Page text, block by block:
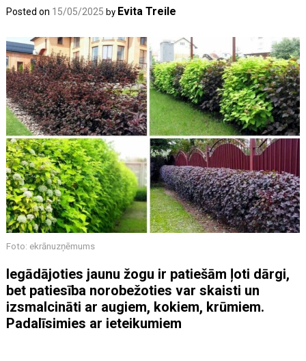
Posted on 15/05/2025 by Evita Treile
Foto: ekrānuzņēmums
Iegādājoties jaunu žogu ir patiešām ļoti dārgi,
bet patiesība norobežoties var skaisti un
izsmalcināti ar augiem, kokiem, krūmiem.
Padalīsimies ar ieteikumiem